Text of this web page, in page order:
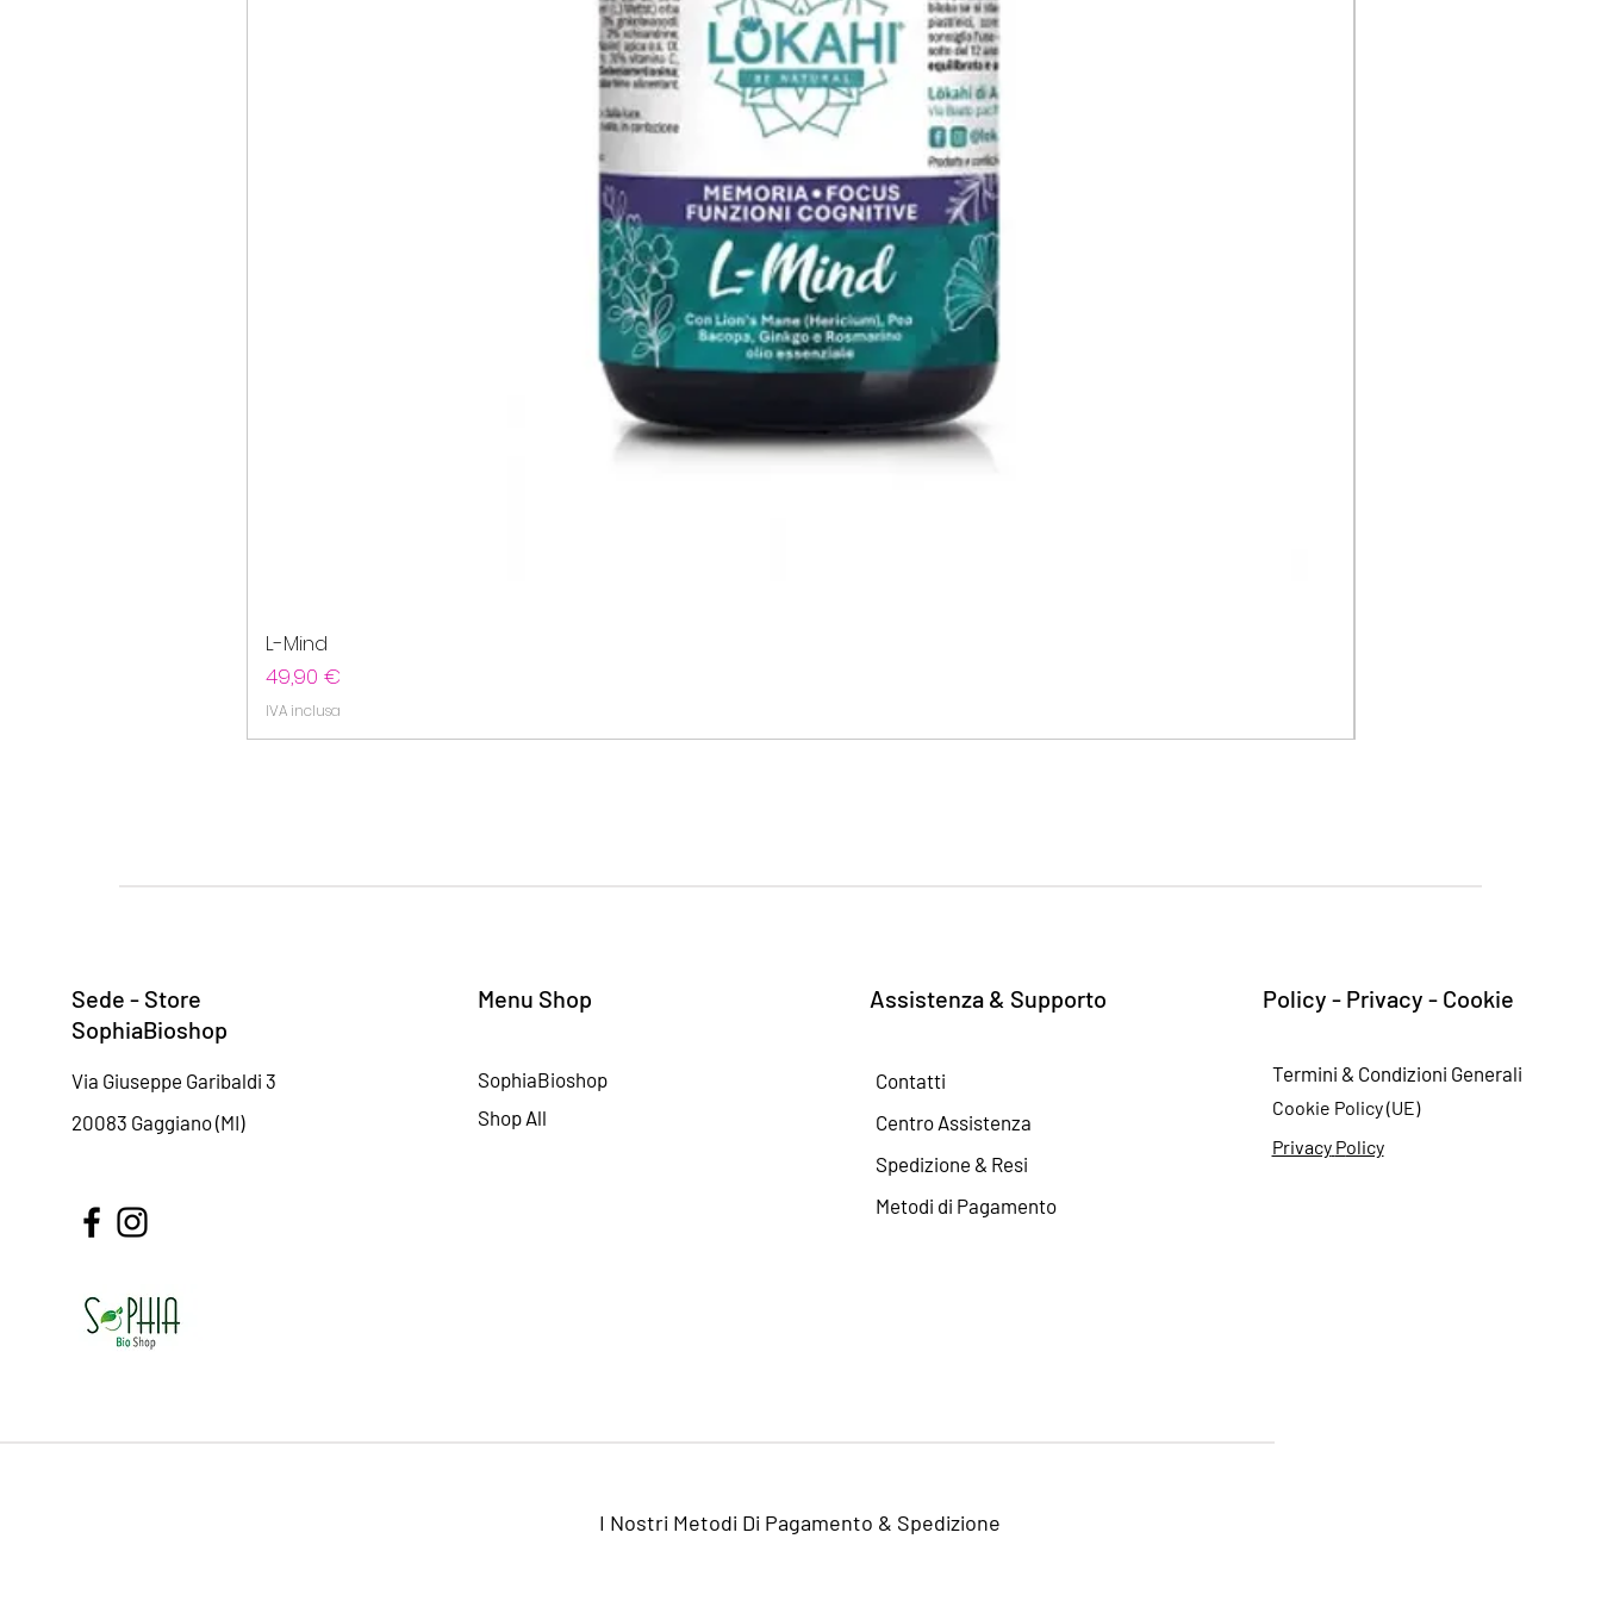
L-Mind
Prezzo
49,90 €
IVA inclusa
Sede - Store
SophiaBioshop
Via Giuseppe Garibaldi 3
20083 Gaggiano (MI)
Menu Shop
SophiaBioshop
Shop All
Assistenza & Supporto
Contatti
Centro Assistenza
Spedizione & Resi
Metodi di Pagamento
Policy - Privacy - Cookie
Termini & Condizioni Generali
Cookie Policy (UE)
Privacy Policy
I Nostri Metodi Di Pagamento & Spedizione